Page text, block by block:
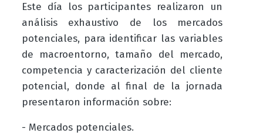
Este día los participantes realizaron un
análisis exhaustivo de los mercados
potenciales, para identificar las variables
de macroentorno, tamaño del mercado,
competencia y caracterización del cliente
potencial, donde al final de la jornada
presentaron información sobre:
- Mercados potenciales.